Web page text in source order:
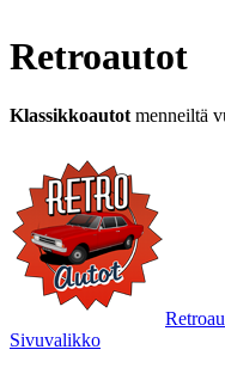
Retroautot
Klassikkoautot menneiltä
Sivuvalikko